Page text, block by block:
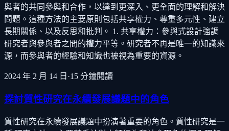
與者的共同參與和合作，以達到更深入、更全面的理解和解決
問題。這種方法的主要原則包括共享權力、尊重多元性、建立
長期關係、以及反思和批判。 1. 共享權力：參與式設計強調
研究者與參與者之間的權力平等。研究者不再是唯一的知識來
源，而參與者的經驗和知識也被視為重要的資源。
2024 年 2 月 14 日 ·15 分鐘閱讀
探討質性研究在永續發展議題中的角色
質性研究在永續發展議題中扮演著重要的角色。質性研究是一